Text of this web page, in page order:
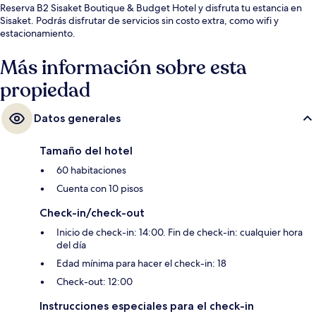
Reserva B2 Sisaket Boutique & Budget Hotel y disfruta tu estancia en
Sisaket. Podrás disfrutar de servicios sin costo extra, como wifi y
estacionamiento.
Más información sobre esta
propiedad
Datos generales
Tamaño del hotel
60 habitaciones
Cuenta con 10 pisos
Check-in/check-out
Inicio de check-in: 14:00. Fin de check-in: cualquier hora
del día
Edad mínima para hacer el check-in: 18
Check-out: 12:00
Instrucciones especiales para el check-in